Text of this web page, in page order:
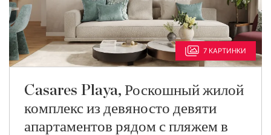
7 КАРТИНКИ
Casares Playa, Роскошный жилой
комплекс из девяносто девяти
апартаментов рядом с пляжем в